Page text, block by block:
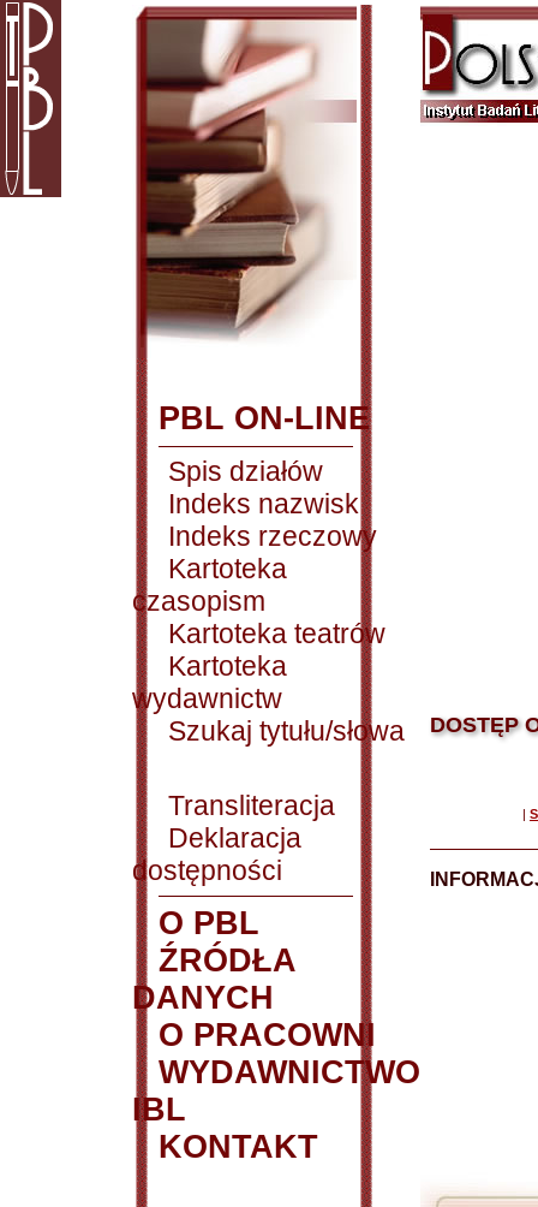
PBL ON-LINE
Spis działów
Indeks nazwisk
Indeks rzeczowy
Kartoteka
czasopism
Kartoteka teatrów
Kartoteka
wydawnictw
Szukaj tytułu/słowa
Transliteracja
Deklaracja
dostępności
O PBL
ŹRÓDŁA
DANYCH
O PRACOWNI
WYDAWNICTWO
IBL
KONTAKT
DOSTĘP
|